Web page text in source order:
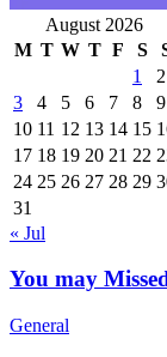
August 2026
M T W T F S
1
2
3
4 5 6 7 8
9
10 11 12 13 14 15
17 18 19 20 21 22
24 25 26 27 28 29
31
« Jul
You may
General